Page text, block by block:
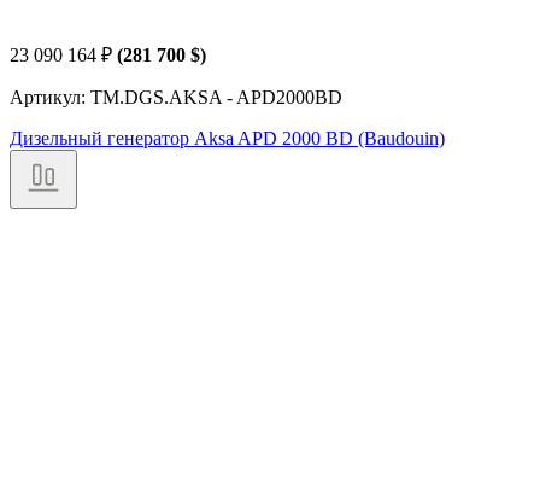
23 090 164 ₽ (281 700 $)
Артикул: TM.DGS.AKSA - APD2000BD
Дизельный генератор Aksa APD 2000 BD (Baudouin)